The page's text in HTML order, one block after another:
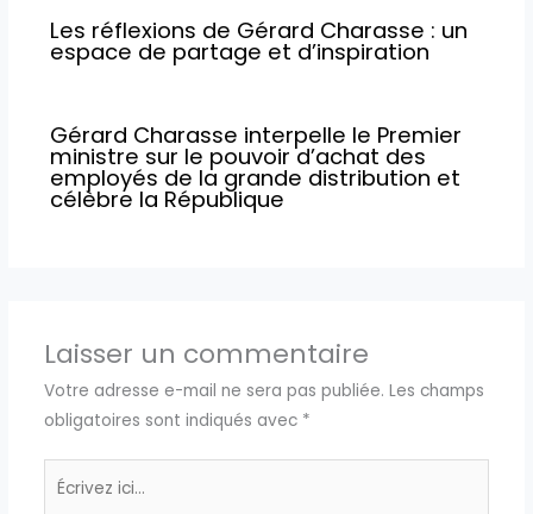
Les réflexions de Gérard Charasse : un
espace de partage et d’inspiration
Gérard Charasse interpelle le Premier
ministre sur le pouvoir d’achat des
employés de la grande distribution et
célèbre la République
Laisser un commentaire
Votre adresse e-mail ne sera pas publiée. Les champs
obligatoires sont indiqués avec *
Écrivez